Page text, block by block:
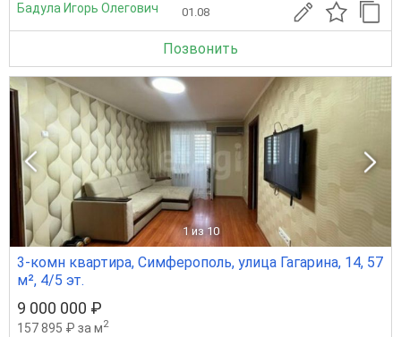
Бадула Игорь Олегович 01.08
Позвонить
1 из 10
3-комн квартира, Симферополь, улица Гагарина, 14, 57
м², 4/5 эт.
9 000 000 ₽
157 895 ₽ за м2